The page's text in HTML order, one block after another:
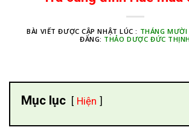
BÀI VIẾT ĐƯỢC CẬP NHẬT LÚC : THÁNG
ĐĂNG: THẢO DƯỢC ĐỨC THỊNH
Mục lục Hiện